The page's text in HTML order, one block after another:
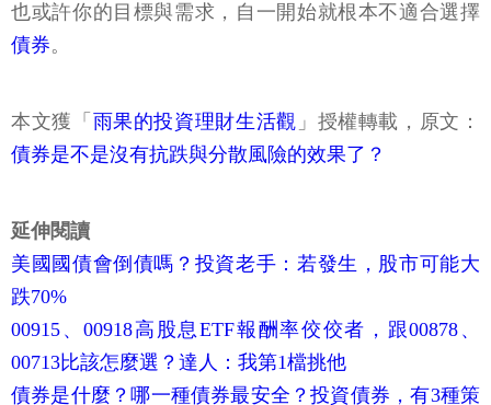
也或許你的目標與需求，自一開始就根本不適合選擇
債券。
本文獲「 雨果的投資理財生活觀 」授權轉載，原文：
債券是不是沒有抗跌與分散風險的效果了？
延伸閱讀
美國國債會倒債嗎？投資老手：若發生，股市可能大
跌70%
00915、00918高股息ETF報酬率佼佼者，跟00878、
00713比該怎麼選？達人：我第1檔挑他
債券是什麼？哪一種債券最安全？投資債券，有3種策